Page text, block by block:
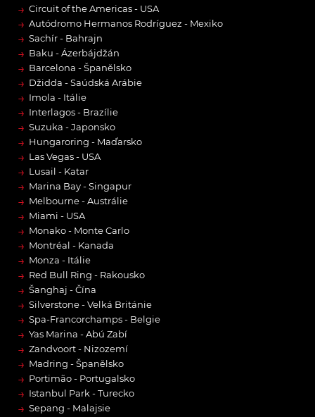
→ Circuit of the Americas - USA
→ Autódromo Hermanos Rodríguez - Mexiko
→ Sachír - Bahrajn
→ Baku - Ázerbájdžán
→ Barcelona - Španělsko
→ Džidda - Saúdská Arábie
→ Imola - Itálie
→ Interlagos - Brazílie
→ Suzuka - Japonsko
→ Hungaroring - Maďarsko
→ Las Vegas - USA
→ Lusail - Katar
→ Marina Bay - Singapur
→ Melbourne - Austrálie
→ Miami - USA
→ Monako - Monte Carlo
→ Montréal - Kanada
→ Monza - Itálie
→ Red Bull Ring - Rakousko
→ Šanghaj - Čína
→ Silverstone - Velká Británie
→ Spa-Francorchamps - Belgie
→ Yas Marina - Abú Zabí
→ Zandvoort - Nizozemí
→ Madring - Španělsko
→ Portimão - Portugalsko
→ Istanbul Park - Turecko
→ Sepang - Malajsie